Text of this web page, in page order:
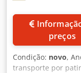
preços
Condição: novo,
transporte por